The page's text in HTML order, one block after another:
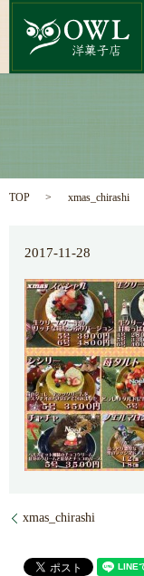
TOP xmas_chirashi
2017-11-28
xmas_chirashi